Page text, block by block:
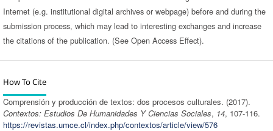
Internet (e.g. institutional digital archives or webpage) before and during the
submission process, which may lead to interesting exchanges and increase
the citations of the publication. (See Open Access Effect).
How To Cite
Comprensión y producción de textos: dos procesos culturales. (2017).
Contextos: Estudios De Humanidades Y Ciencias Sociales, 14, 107-116.
https://revistas.umce.cl/index.php/contextos/article/view/576